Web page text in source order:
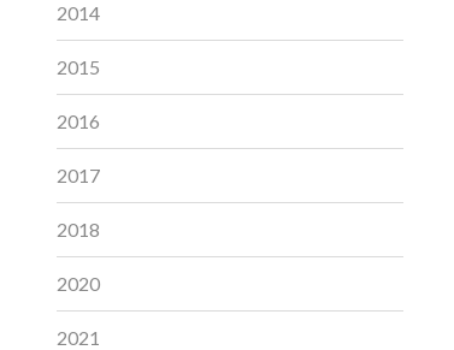
2014
2015
2016
2017
2018
2020
2021